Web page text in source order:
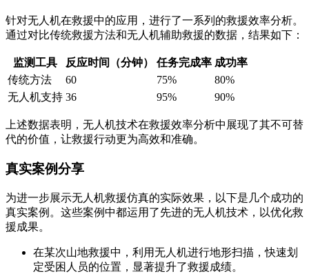
针对无人机在救援中的应用，进行了一系列的救援效率分析。
通过对比传统救援方法和无人机辅助救援的数据，结果如下：
监测工具 反应时间（分钟） 任务完成率 成功率
传统方法
60 75%
80%
无人机支持 36 95% 90%
上述数据表明，无人机技术在救援效率分析中展现了其不可替
代的价值，让救援行动更为高效和准确。
真实案例分享
为进一步展示无人机救援仿真的实际效果，以下是几个成功的
真实案例。这些案例中都运用了先进的无人机技术，以优化救
援成果。
在某次山地救援中，利用无人机进行地形扫描，快速划
定受困人员的位置，显著提升了救援成绩。